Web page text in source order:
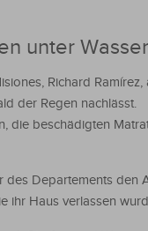
unter
Richard
der Regen nachlässt.
die beschädigten
Departements den
ihr Haus verlassen